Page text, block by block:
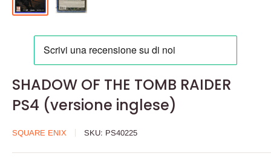
SHADOW OF THE TOMB RAIDER
PS4 (versione inglese)
SQUARE ENIX SKU: PS40225